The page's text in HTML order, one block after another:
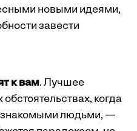
новыми идеями,
завести
к вам. Лучшее
когда
людьми, —